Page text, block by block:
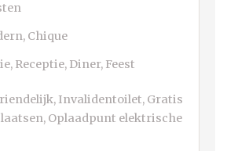
Chique
Receptie, Diner, Feest
Invalidentoilet, Gratis
Oplaadpunt elektrische